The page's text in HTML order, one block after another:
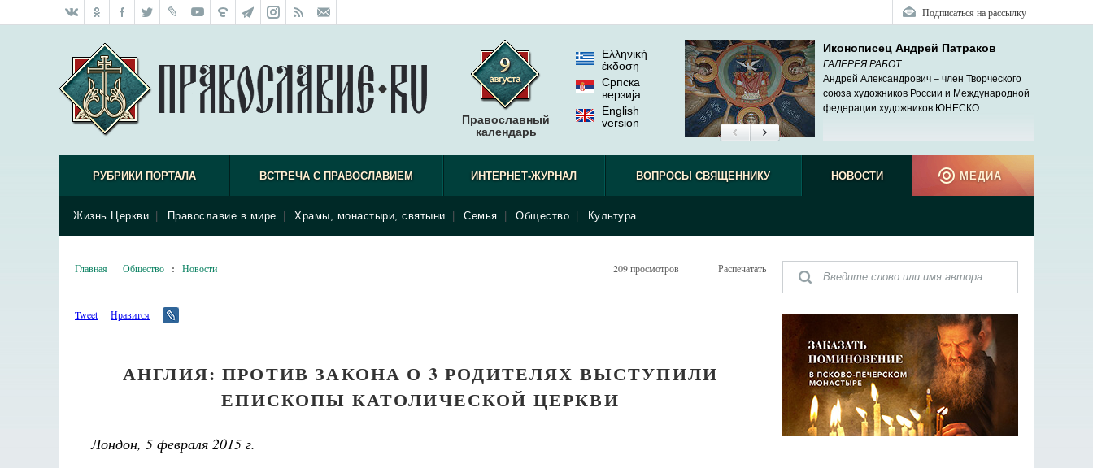
Подписаться на рассылку
Православный
календарь
Ελληνική
έκδοση
Српска
верзиjа
English
version
Иконописец Андрей Патраков
ГАЛЕРЕЯ РАБОТ
Андрей Александрович – член Творческого
союза художников России и Международной
федерации художников ЮНЕСКО.
РУБРИКИ ПОРТАЛА ВСТРЕЧА С ПРАВОСЛАВИЕМ ИНТЕРНЕТ-ЖУРНАЛ ВОПРОСЫ СВЯЩЕННИКУ НОВОСТИ
Жизнь Церкви Православие в мире Храмы, монастыри, святыни Семья Общество Культура
МЕДИА
Главная Общество : Новости 209 просмотров Распечатать
Tweet Нравится
АНГЛИЯ: ПРОТИВ ЗАКОНА О 3 РОДИТЕЛЯХ ВЫСТУПИЛИ
ЕПИСКОПЫ КАТОЛИЧЕСКОЙ ЦЕРКВИ
Лондон, 5 февраля 2015 г.